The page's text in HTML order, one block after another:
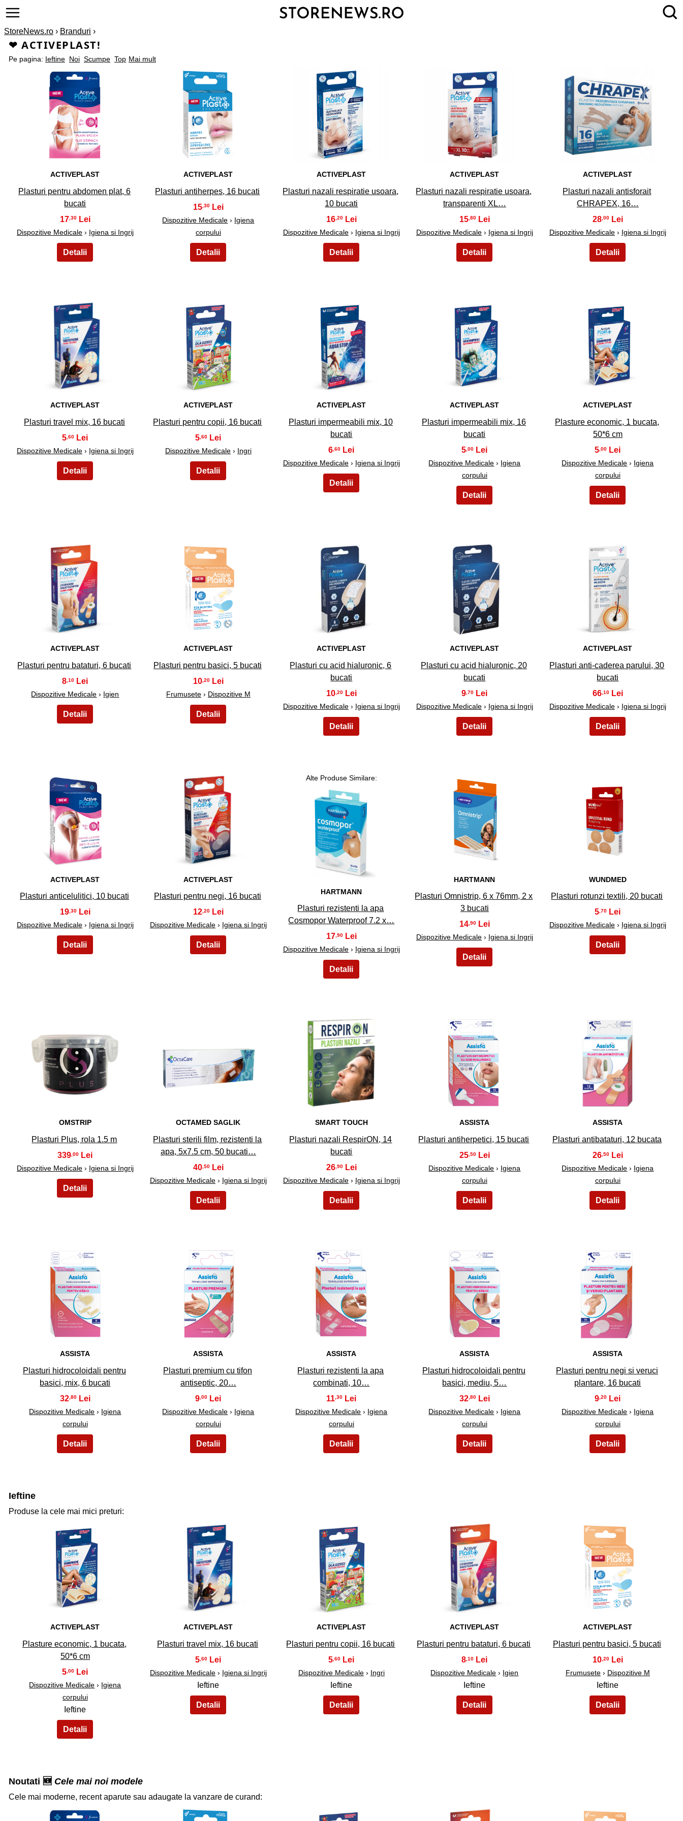
StoreNews.ro › Branduri ›
❤ ACTIVEPLAST!
Mai mult
Pe pagina: Ieftine Noi Scumpe Top
1
ACTIVEPLAST
Plasturi pentru abdomen plat, 6
bucati
17,30
Dispozitive Medicale› Igiena si Ingrij
2
ACTIVEPLAST
Plasturi antiherpes, 16 bucati
15,30
Dispozitive Medicale › Igiena
corpului
3
ACTIVEPLAST
Plasturi nazali respiratie usoara,
10 bucati
16,20
Dispozitive Medicale› Igiena si Ingrij
4
ACTIVEPLAST
Plasturi nazali respiratie usoara,
transparenti XL…
15,80
Dispozitive Medicale› Igiena si Ingrij
ACTIVEPLAST
Plasturi nazali antisforait
CHRAPEX, 16…
28,00
Dispozitive Medicale› Igiena si Ingrij
6
ACTIVEPLAST
Plasturi travel mix, 16 bucati
5 ,60
Dispozitive Medicale› Igiena si Ingrij
7
ACTIVEPLAST
Plasturi pentru copii, 16 bucati
5 ,60
Dispozitive Medicale› Ingri
8
ACTIVEPLAST
Plasturi impermeabili mix, 10
bucati
6 ,60
Dispozitive Medicale› Igiena si Ingrij
9
ACTIVEPLAST
Plasturi impermeabili mix, 16
bucati
5 ,00
Dispozitive Medicale › Igiena
corpului
10
ACTIVEPLAST
Plasture economic, 1 bucata,
50*6 cm
5 ,00
Dispozitive Medicale › Igiena
corpului
11
ACTIVEPLAST
Plasturi pentru bataturi, 6 bucati
8 ,10
Dispozitive Medicale › Igien
12
ACTIVEPLAST
Plasturi pentru basici, 5 bucati
10,20
Frumusete› Dispozitive M
13
ACTIVEPLAST
Plasturi cu acid hialuronic, 6
bucati
10,20
Dispozitive Medicale› Igiena si Ingrij
14
ACTIVEPLAST
Plasturi cu acid hialuronic, 20
bucati
9 ,70
Dispozitive Medicale› Igiena si Ingrij
15
ACTIVEPLAST
Plasturi anti-caderea parului, 30
bucati
66,10
Dispozitive Medicale› Igiena si Ingrij
16
ACTIVEPLAST
Plasturi anticelulitici, 10 bucati
19,30
Dispozitive Medicale› Igiena si Ingrij
17
ACTIVEPLAST
Plasturi pentru negi, 16 bucati
12,20
Dispozitive Medicale› Igiena si Ingrij
Alte Produse Similare:
18
HARTMANN
Plasturi rezistenti la apa
Cosmopor Waterproof 7.2 x…
17,90
Dispozitive Medicale› Igiena si Ingrij
19
HARTMANN
Plasturi Omnistrip, 6 x 76mm, 2 x
3 bucati
14,90
Dispozitive Medicale› Igiena si Ingrij
20
WUNDMED
Plasturi rotunzi textili, 20 bucati
5,70
Dispozitive Medicale› Igiena si Ingrij
21
OMSTRIP
Plasturi Plus, rola 1.5 m
339 ,00
Dispozitive Medicale› Igiena si Ingrij
OCTAMED SAGLIK
Plasturi sterili film, rezistenti la
apa, 5x7.5 cm, 50 bucati…
40,50
Dispozitive Medicale› Igiena si Ingrij
SMART TOUCH
Plasturi nazali RespirON, 14
bucati
26,90
Dispozitive Medicale› Igiena si Ingrij
24
ASSISTA
Plasturi antiherpetici, 15 bucati
25,50
Dispozitive Medicale › Igiena
corpului
25
ASSISTA
Plasturi antibataturi, 12 bucata
26,50
Dispozitive Medicale › Igiena
corpului
26
ASSISTA
Plasturi hidrocoloidali pentru
basici, mix, 6 bucati
32,80
Dispozitive Medicale › Igiena
corpului
27
ASSISTA
Plasturi premium cu tifon
antiseptic, 20…
9,00
Dispozitive Medicale › Igiena
corpului
28
ASSISTA
Plasturi rezistenti la apa
combinati, 10…
11,30
Dispozitive Medicale › Igiena
corpului
29
ASSISTA
Plasturi hidrocoloidali pentru
basici, mediu, 5…
32,80
Dispozitive Medicale › Igiena
corpului
30
ASSISTA
Plasturi pentru negi si veruci
plantare, 16 bucati
9,20
Dispozitive Medicale › Igiena
corpului
Ieftine
Produse la cele mai mici preturi:
31
ACTIVEPLAST
Plasture economic, 1 bucata,
50*6 cm
5 ,00
Dispozitive Medicale › Igiena
corpului
Ieftine
32
ACTIVEPLAST
Plasturi travel mix, 16 bucati
5 ,60
Dispozitive Medicale› Igiena si Ingrij
Ieftine
33
ACTIVEPLAST
Plasturi pentru copii, 16 bucati
5 ,60
Dispozitive Medicale› Ingri
Ieftine
34
ACTIVEPLAST
Plasturi pentru bataturi, 6 bucati
8 ,10
Dispozitive Medicale › Igien
Ieftine
35
ACTIVEPLAST
Plasturi pentru basici, 5 bucati
10,20
Frumusete› Dispozitive M
Ieftine
Noutati 🆕 Cele mai noi modele
Cele mai moderne, recent aparute sau adaugate la vanzare de curand: